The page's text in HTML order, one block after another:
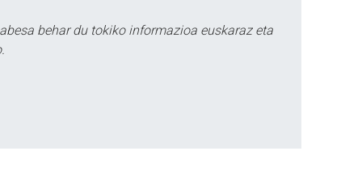
behar du tokiko informazioa euskaraz eta